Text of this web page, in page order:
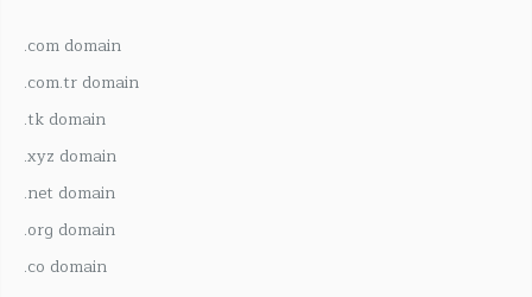
.com domain
.com.tr domain
.tk domain
.xyz domain
.net domain
.org domain
.co domain